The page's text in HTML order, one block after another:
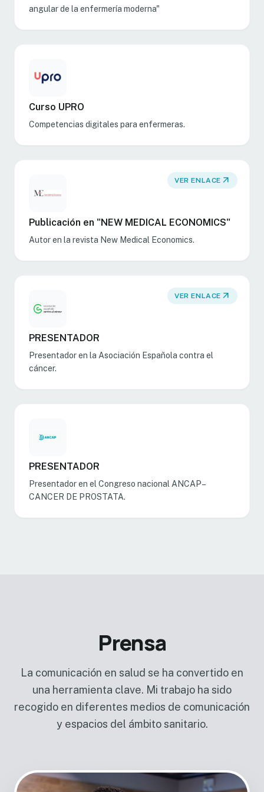
angular de la enfermería moderna"
Curso UPRO
Competencias digitales para enfermeras.
VER ENLACE arrow_outward
Publicación en "NEW MEDICAL ECONOMICS"
Autor en la revista New Medical Economics.
VER ENLACE arrow_outward
PRESENTADOR
Presentador en la Asociación Española contra el
cáncer.
PRESENTADOR
Presentador en el Congreso nacional ANCAP–
CANCER DE PROSTATA.
Prensa
La comunicación en salud se ha convertido en
una herramienta clave. Mi trabajo ha sido
recogido en diferentes medios de comunicación
y espacios del ámbito sanitario.